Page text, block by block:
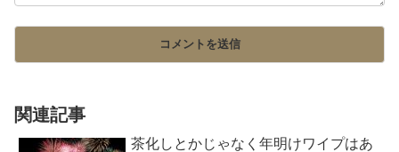
関連記事
茶化しとかじゃなく年明けワイプはあ